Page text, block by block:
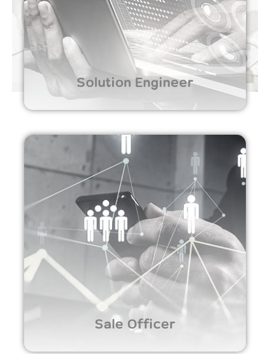
Solution Engineer
Sale Officer